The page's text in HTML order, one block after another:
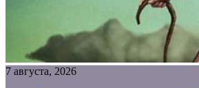
7 августа, 2026